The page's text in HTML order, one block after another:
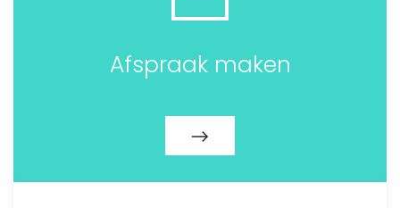
Afspraak maken